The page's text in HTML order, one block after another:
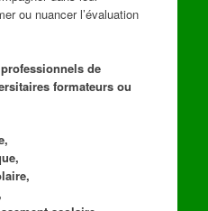
ou nuancer l’évaluation
de
formateurs ou